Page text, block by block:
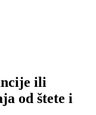
ili
od štete i